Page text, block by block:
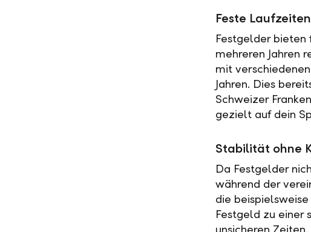
Feste
Festgelder
mehreren Jahren
mit
Jahren. Dies
Schweizer
gezielt auf dein
Stabilität ohne
Da Festgelder
während der
die
Festgeld zu einer